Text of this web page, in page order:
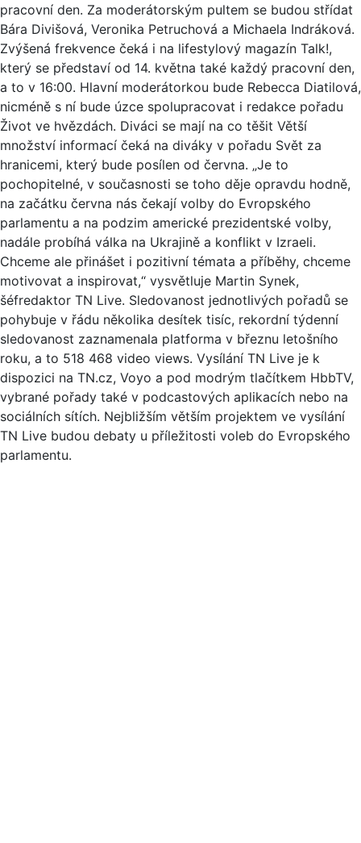
pracovní den. Za moderátorským pultem se budou střídat
Bára Divišová, Veronika Petruchová a Michaela Indráková.
Zvýšená frekvence čeká i na lifestylový magazín Talk!,
který se představí od 14. května také každý pracovní den,
a to v 16:00. Hlavní moderátorkou bude Rebecca Diatilová,
nicméně s ní bude úzce spolupracovat i redakce pořadu
Život ve hvězdách. Diváci se mají na co těšit Větší
množství informací čeká na diváky v pořadu Svět za
hranicemi, který bude posílen od června. „Je to
pochopitelné, v současnosti se toho děje opravdu hodně,
na začátku června nás čekají volby do Evropského
parlamentu a na podzim americké prezidentské volby,
nadále probíhá válka na Ukrajině a konflikt v Izraeli.
Chceme ale přinášet i pozitivní témata a příběhy, chceme
motivovat a inspirovat,“ vysvětluje Martin Synek,
šéfredaktor TN Live. Sledovanost jednotlivých pořadů se
pohybuje v řádu několika desítek tisíc, rekordní týdenní
sledovanost zaznamenala platforma v březnu letošního
roku, a to 518 468 video views. Vysílání TN Live je k
dispozici na TN.cz, Voyo a pod modrým tlačítkem HbbTV,
vybrané pořady také v podcastových aplikacích nebo na
sociálních sítích. Nejbližším větším projektem ve vysílání
TN Live budou debaty u příležitosti voleb do Evropského
parlamentu.